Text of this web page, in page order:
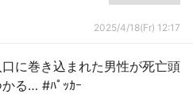
2025/4/18(Fr) 12:17
に巻き込まれた男性が死亡頭
る… #ﾊﾟｯｶｰ